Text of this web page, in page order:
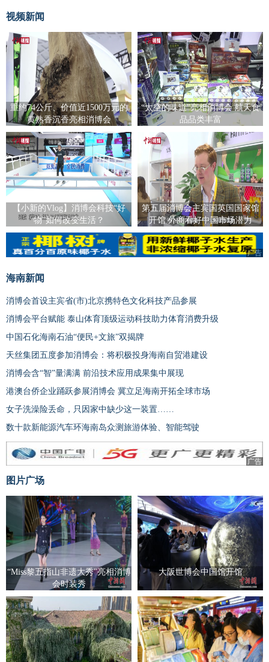
视频新闻
重约74公斤、价值近1500万元的
黄熟香沉香亮相消博会
“太空的味道”亮相消博会 航天食
品品类丰富
【小新的Vlog】消博会科技“好
物”如何改变生活？
第五届消博会主宾国英国国家馆
开馆 外商看好中国市场潜力
广告
广告
海南新闻
消博会首设主宾省(市)北京携特色文化科技产品参展
消博会平台赋能 泰山体育顶级运动科技助力体育消费升级
中国石化海南石油“便民+文旅”双揭牌
天丝集团五度参加消博会：将积极投身海南自贸港建设
消博会含“智”量满满 前沿技术应用成果集中展现
港澳台侨企业踊跃参展消博会 冀立足海南开拓全球市场
女子洗澡险丢命，只因家中缺少这一装置……
数十款新能源汽车环海南岛众测旅游体验、智能驾驶
广告
图片广场
“Miss黎五指山非遗大秀”亮相消博
会时装秀
大阪世博会中国馆开馆